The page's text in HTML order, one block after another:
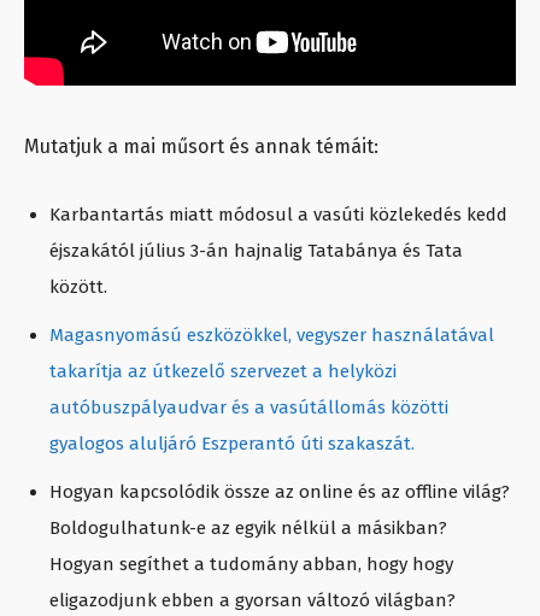
Mutatjuk a mai műsort és annak témáit:
Karbantartás miatt módosul a vasúti közlekedés kedd
éjszakától július 3-án hajnalig Tatabánya és Tata
között.
Magasnyomású eszközökkel, vegyszer használatával
takarítja az útkezelő szervezet a helyközi
autóbuszpályaudvar és a vasútállomás közötti
gyalogos aluljáró Eszperantó úti szakaszát.
Hogyan kapcsolódik össze az online és az offline világ?
Boldogulhatunk-e az egyik nélkül a másikban?
Hogyan segíthet a tudomány abban, hogy hogy
eligazodjunk ebben a gyorsan változó világban?